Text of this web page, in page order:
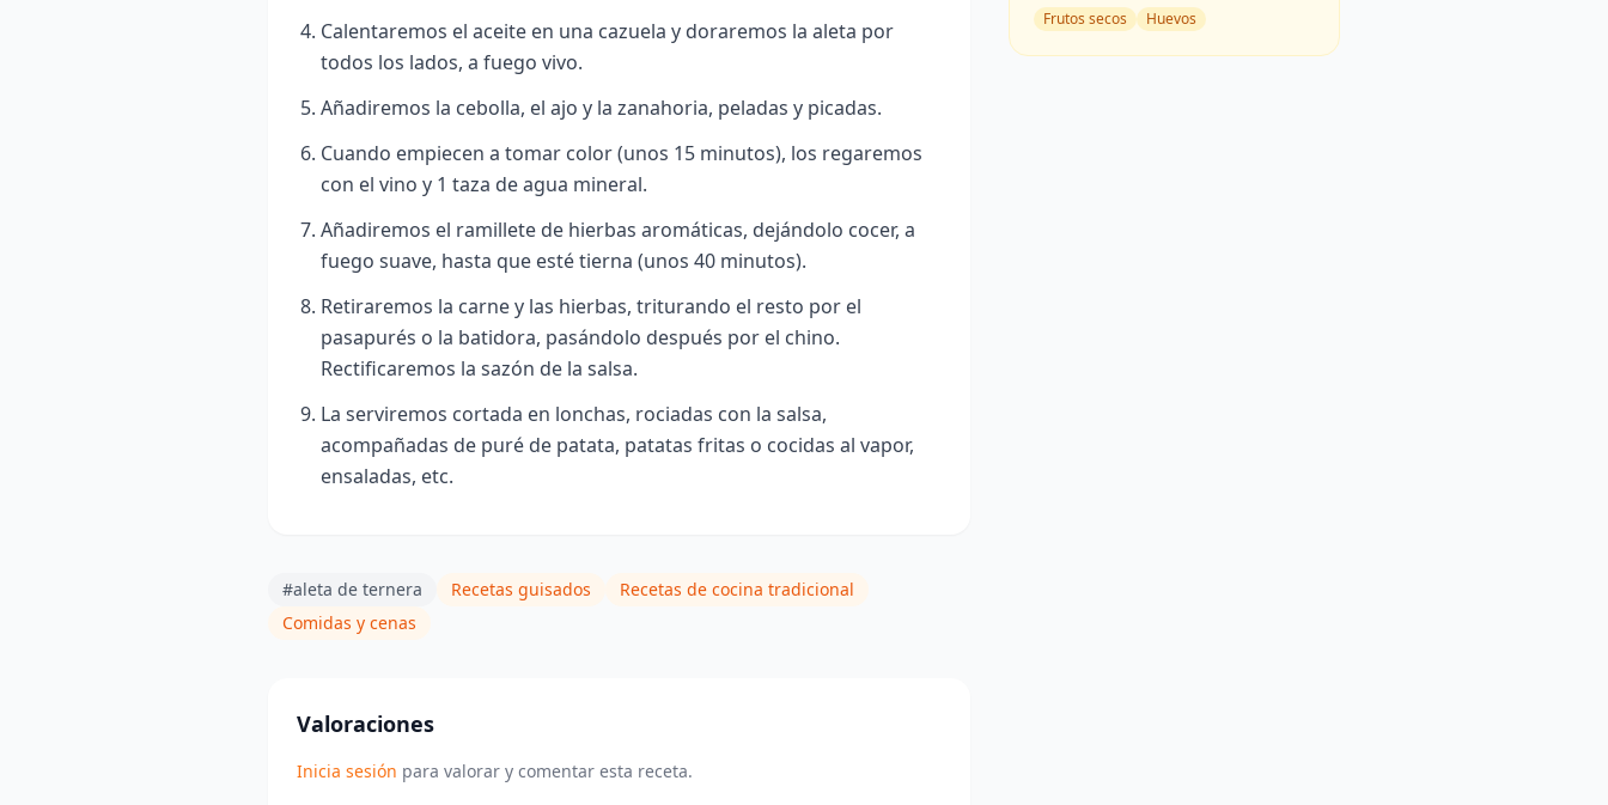
Calentaremos el aceite en una cazuela y doraremos la aleta por
todos los lados, a fuego vivo.
Añadiremos la cebolla, el ajo y la zanahoria, peladas y picadas.
Cuando empiecen a tomar color (unos 15 minutos), los regaremos
con el vino y 1 taza de agua mineral.
Añadiremos el ramillete de hierbas aromáticas, dejándolo cocer, a
fuego suave, hasta que esté tierna (unos 40 minutos).
Retiraremos la carne y las hierbas, triturando el resto por el
pasapurés o la batidora, pasándolo después por el chino.
Rectificaremos la sazón de la salsa.
La serviremos cortada en lonchas, rociadas con la salsa,
acompañadas de puré de patata, patatas fritas o cocidas al vapor,
ensaladas, etc.
#aleta de ternera Recetas guisados
Recetas de cocina tradicional
Comidas y cenas
Valoraciones
Inicia sesión para valorar y comentar esta receta.
Frutos secos Huevos